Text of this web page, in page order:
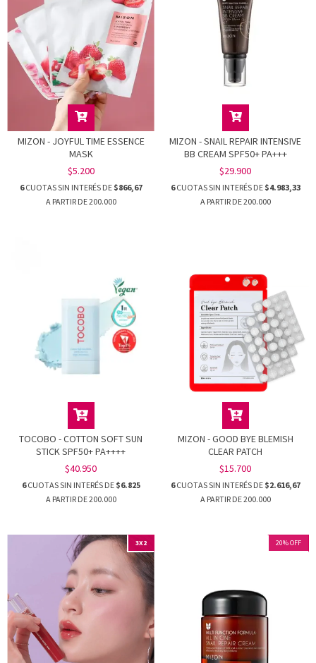
MIZON - JOYFUL TIME ESSENCE
MASK
$5.200
6CUOTAS SIN INTERÉS DE $866,67
MIZON - SNAIL REPAIR INTENSIVE
BB CREAM SPF50+ PA+++
$29.900
6CUOTAS SIN INTERÉS DE $4.983,33
TOCOBO - COTTON SOFT SUN
STICK SPF50+ PA++++
$40.950
6CUOTAS SIN INTERÉS DE $6.825
MIZON - GOOD BYE BLEMISH
CLEAR PATCH
$15.700
6CUOTAS SIN INTERÉS DE $2.616,67
3X2 20%OFF